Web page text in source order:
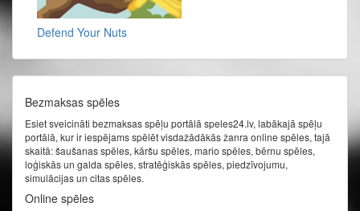
Defend Your Nuts
Bezmaksas spēles
Esiet sveicināti bezmaksas spēļu portālā speles24.lv, labākajā spēļu
portālā, kur ir iespējams spēlēt visdažādākās žanra online spēles, tajā
skaitā: šaušanas spēles, kāršu spēles, mario spēles, bērnu spēles,
loģiskās un galda spēles, stratēģiskās spēles, piedzīvojumu,
simulācijas un citas spēles.
Online spēles